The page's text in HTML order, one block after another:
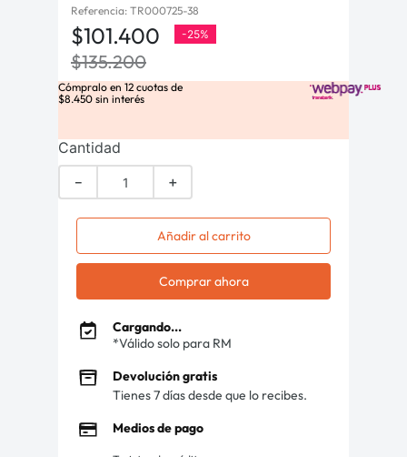
Referencia: TR000725-38
$101.400 -25%
$135.200
Cómpralo en 12 cuotas de
$8.450 sin interés
Cantidad
＋
－
Añadir al carrito
Comprar ahora
Cargando...
*Válido solo para RM
Devolución gratis
Tienes 7 días desde que lo recibes.
Medios de pago